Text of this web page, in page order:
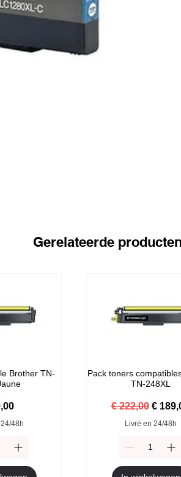
Gerelateerde producten
Brother TN-
48h
Pack toners
TN-248XL
Normale prijs
€ 222,00 €
Livré en 24/48h